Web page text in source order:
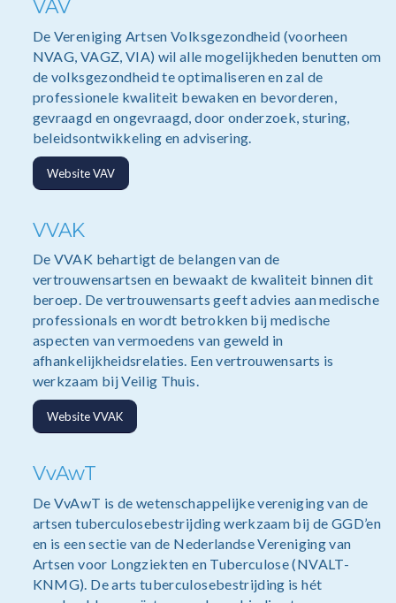
VAV
De Vereniging Artsen Volksgezondheid (voorheen
NVAG, VAGZ, VIA) wil alle mogelijkheden benutten om
de volksgezondheid te optimaliseren en zal de
professionele kwaliteit bewaken en bevorderen,
gevraagd en ongevraagd, door onderzoek, sturing,
beleidsontwikkeling en advisering.
Website VAV
VVAK
De VVAK behartigt de belangen van de
vertrouwensartsen en bewaakt de kwaliteit binnen dit
beroep. De vertrouwensarts geeft advies aan medische
professionals en wordt betrokken bij medische
aspecten van vermoedens van geweld in
afhankelijkheidsrelaties. Een vertrouwensarts is
werkzaam bij Veilig Thuis.
Website VVAK
VvAwT
De VvAwT is de wetenschappelijke vereniging van de
artsen tuberculosebestrijding werkzaam bij de GGD’en
en is een sectie van de Nederlandse Vereniging van
Artsen voor Longziekten en Tuberculose (NVALT-
KNMG). De arts tuberculosebestrijding is hét